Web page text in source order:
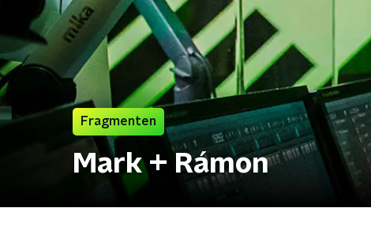
Fragmenten
Mark + Rámon